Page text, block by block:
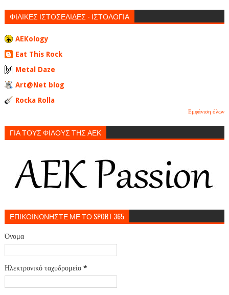
ΦΙΛΙΚΕΣ ΙΣΤΟΣΕΛΙΔΕΣ - ΙΣΤΟΛΟΓΙΑ
AEKology
Eat This Rock
Metal Daze
Art@Net blog
Rocka Rolla
Εμφάνιση όλων
ΓΙΑ ΤΟΥΣ ΦΙΛΟΥΣ ΤΗΣ ΑΕΚ
ΕΠΙΚΟΙΝΩΝΗΣΤΕ ΜΕ ΤΟ SPORT 365
Όνομα
Ηλεκτρονικό ταχυδρομείο *